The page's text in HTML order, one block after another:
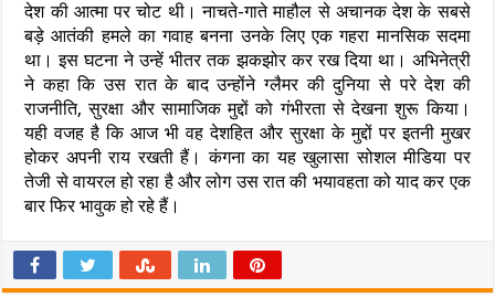
देश की आत्मा पर चोट थी। नाचते-गाते माहौल से अचानक देश के सबसे
बड़े आतंकी हमले का गवाह बनना उनके लिए एक गहरा मानसिक सदमा
था। इस घटना ने उन्हें भीतर तक झकझोर कर रख दिया था। अभिनेत्री
ने कहा कि उस रात के बाद उन्होंने ग्लैमर की दुनिया से परे देश की
राजनीति, सुरक्षा और सामाजिक मुद्दों को गंभीरता से देखना शुरू किया।
यही वजह है कि आज भी वह देशहित और सुरक्षा के मुद्दों पर इतनी मुखर
होकर अपनी राय रखती हैं। कंगना का यह खुलासा सोशल मीडिया पर
तेजी से वायरल हो रहा है और लोग उस रात की भयावहता को याद कर एक
बार फिर भावुक हो रहे हैं।